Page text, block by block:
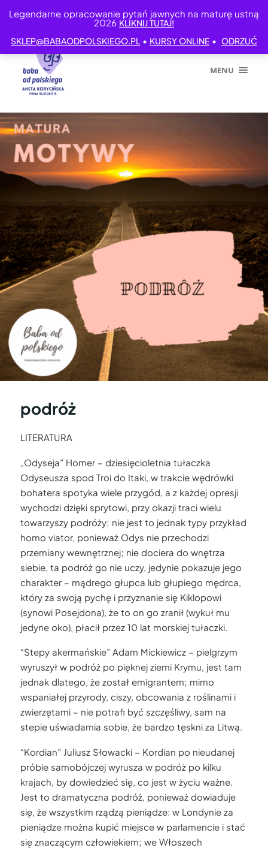
Legendarne opracowanie pytań jawnych na maturę ustną
2026 KLIKNIJ TUTAJ!
SKLEP@BABAODPOLSKIEGO.PL • KURSY ONLINE • ODRZUĆ
MENU
podróż
LITERATURA
„Odyseja” Homer – dziesięcioletnia tułaczka
Odyseusza spod Troi do Itaki, w trakcie wędrówki
bohatera spotyka wiele przygód, a z każdej opresji
wychodzi dzięki sprytowi, przy okazji traci wielu
towarzyszy podróży; nie jest to jednak typy przykład
homo viator, ponieważ Odys nie przechodzi
przemiany wewnętrznej; nie dociera do wnętrza
siebie, ta podróż go nie uczy, jedynie pokazuje jego
charakter – mądrego głupca lub głupiego mędrca,
który za swoją pychę i przyznanie się Kiklopowi
(synowi Posejdona), że to on go zranił (wykuł mu
jedyne oko), płacił przez 10 lat morskiej tułaczki.
“Stepy akermańskie” Adam Mickiewicz – pielgrzym
wyruszył w podróż po pięknej ziemi Krymu, jest tam
jednak dlatego, że został emigrantem; mimo
wspaniałej przyrody, ciszy, obcowania z roślinami i
zwierzętami – nie potrafi być szczęśliwy, sam na
stepie uświadamia sobie, że bardzo tęskni za Litwą.
“Kordian” Juliusz Słowacki – Kordian po nieudanej
próbie samobójczej wyrusza w podróż po kilku
krajach, by dowiedzieć się, co jest w życiu ważne.
Jest to dramatyczna podróż, ponieważ dowiaduje
się, że wszystkim rządzą pieniądze: w Londynie za
pieniądze można kupić miejsce w parlamencie i stać
się znaczącym człowiekiem; we Włoszech